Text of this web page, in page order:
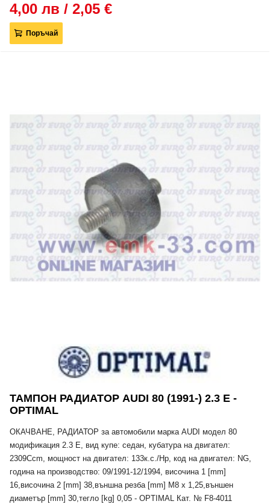
4,00 лв / 2,05 €
Поръчай
ТАМПОН РАДИАТОР AUDI 80 (1991-) 2.3 E -
OPTIMAL
ОКАЧВАНЕ, РАДИАТОР за автомобили марка AUDI модел 80
модификация 2.3 E, вид купе: седан, кубатура на двигател:
2309Ccm, мощност на двигател: 133к.с./Hp, код на двигател: NG,
година на производство: 09/1991-12/1994, височина 1 [mm]
16,височина 2 [mm] 38,външна резба [mm] M8 x 1,25,външен
диаметър [mm] 30,тегло [kg] 0,05 - OPTIMAL Кат. № F8-4011